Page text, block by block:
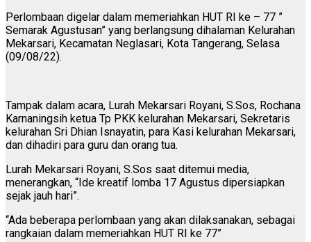
Perlombaan digelar dalam memeriahkan HUT RI ke – 77 ”
Semarak Agustusan” yang berlangsung dihalaman Kelurahan
Mekarsari, Kecamatan Neglasari, Kota Tangerang, Selasa
(09/08/22).
Tampak dalam acara, Lurah Mekarsari Royani, S.Sos, Rochana
Karnaningsih ketua Tp PKK kelurahan Mekarsari, Sekretaris
kelurahan Sri Dhian Isnayatin, para Kasi kelurahan Mekarsari,
dan dihadiri para guru dan orang tua.
Lurah Mekarsari Royani, S.Sos saat ditemui media,
menerangkan, “Ide kreatif lomba 17 Agustus dipersiapkan
sejak jauh hari”.
“Ada beberapa perlombaan yang akan dilaksanakan, sebagai
rangkaian dalam memeriahkan HUT RI ke 77”